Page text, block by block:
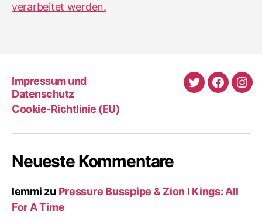
verarbeitet werden.
Impressum und
Datenschutz
Cookie-Richtlinie (EU)
Twitter
Neueste Kommentare
lemmi zu Pressure Busspipe & Zion I Kings: All
For A Time